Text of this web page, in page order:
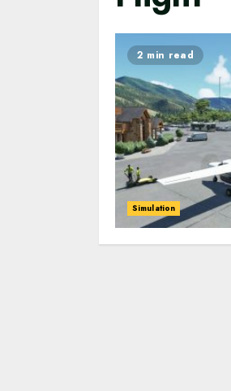
2 min read
Simulation